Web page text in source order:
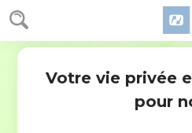
Actes 10
41 non à tout le peuple, mais aux
par Dieu, à nous qui avons
Jésus nous a ordonné de
que c'est lui que Dieu a désigné
Votre vie privée
pour